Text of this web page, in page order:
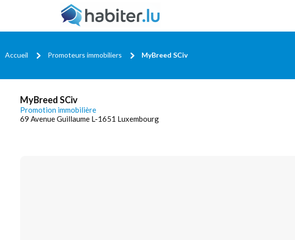
Accueil Promoteurs immobiliers MyBreed SCiv
MyBreed SCiv
Promotion immobilière
69 Avenue Guillaume L-1651 Luxembourg